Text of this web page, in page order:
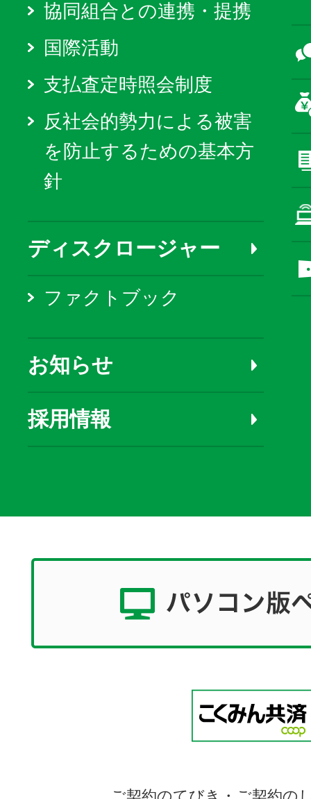
協同組合との連携・提携
国際活動
支払査定時照会制度
反社会的勢力による被害
を防止するための基本方
針
ディスクロージャー
ファクトブック
お知らせ
採用情報